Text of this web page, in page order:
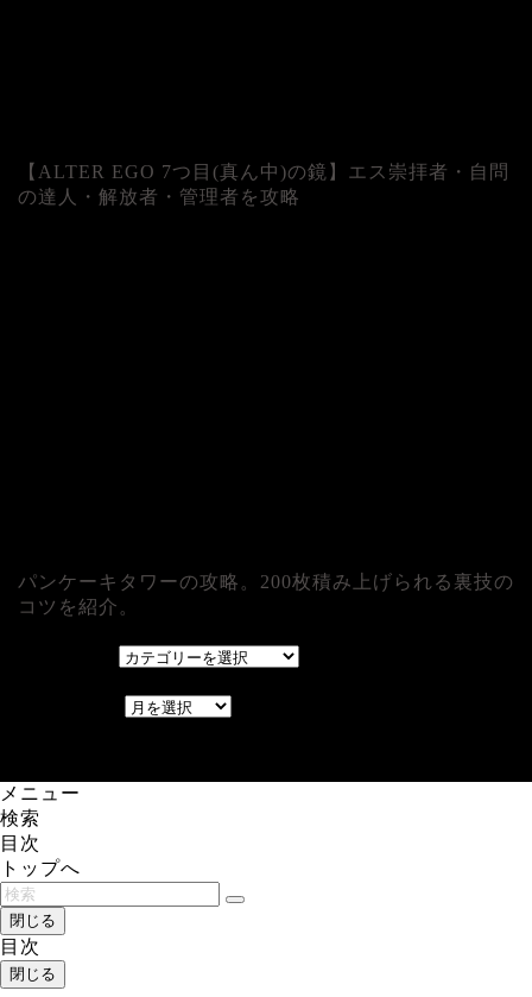
【ALTER EGO 7つ目(真ん中)の鏡】エス崇拝者・自問
の達人・解放者・管理者を攻略
パンケーキタワーの攻略。200枚積み上げられる裏技の
コツを紹介。
メニュー
検索
目次
トップへ
閉じる
目次
閉じる